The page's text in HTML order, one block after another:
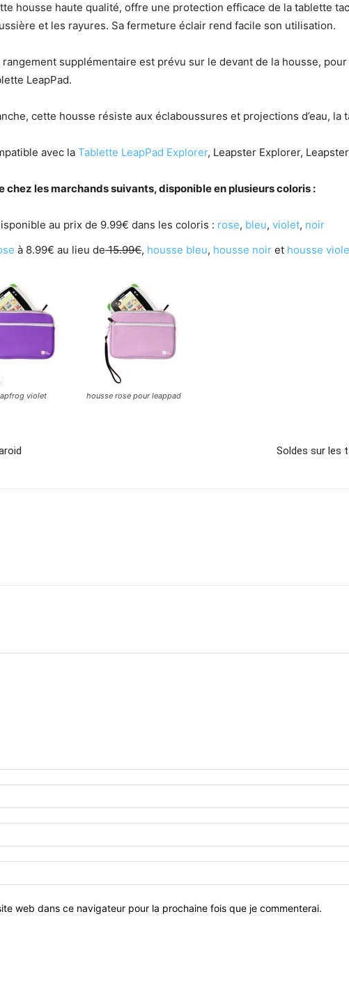
housse haute qualité, offre une protection efficace de la tablette
et les rayures. Sa fermeture éclair rend facile son utilisation.
rangement supplémentaire est prévu sur le devant de la housse,
LeapPad.
cette housse résiste aux éclaboussures et projections d’eau,
avec la Tablette LeapPad Explorer, Leapster Explorer,
chez les marchands suivants, disponible en plusieurs coloris :
au prix de 9.99€ dans les coloris : rose, bleu, violet, noir
à 8.99€ au lieu de15.99€, housse bleu, housse noir et housse
violet housse rose pour leappad
Soldes sur les
web dans ce navigateur pour la prochaine fois que je commenterai.